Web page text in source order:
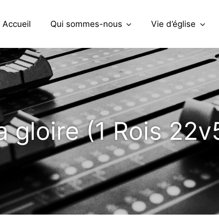
Accueil Qui sommes-nous Vie d’église
gloire (1 Rois